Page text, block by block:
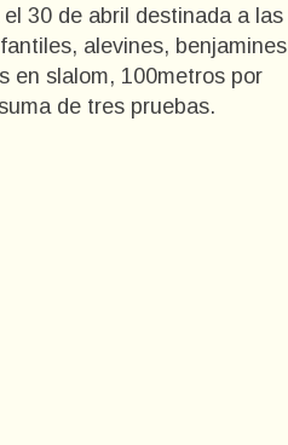
30 de abril destinada a las
alevines, benjamines
en slalom, 100metros por
de tres pruebas.